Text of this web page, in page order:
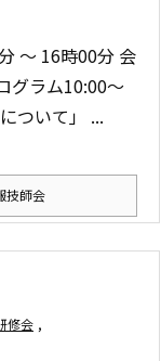
～ 16時00分 会
グラム10:00〜
ついて」 ...
技師会
修会 ,